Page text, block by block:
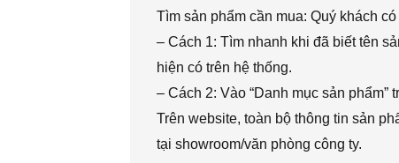
Tìm sản phẩm cần mua: Quý khách
– Cách 1: Tìm nhanh khi đã biết tên
hiện có trên hệ thống.
– Cách 2: Vào “Danh mục sản
Trên website, toàn bộ thông tin sản
tại showroom/văn phòng công ty.